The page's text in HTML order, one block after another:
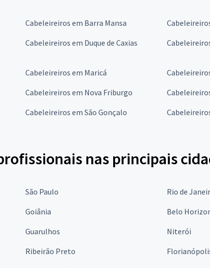
Cabeleireiros em Barra Mansa
Cabeleireiros em Duque de Caxias
Cabeleireiros em Maricá
Cabeleireiros em Nova Friburgo
Cabeleireiros em São Gonçalo
nas principais
São Paulo Rio de
Goiânia Belo
Guarulhos Niterói
Ribeirão Preto